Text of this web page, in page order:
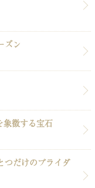
ズン
徴する宝石
つだけのブライダ